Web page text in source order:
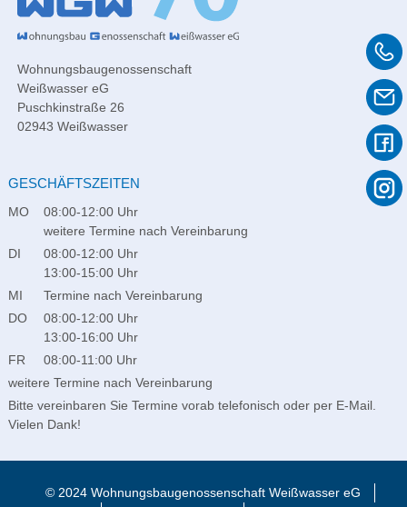
Wohnungsbaugenossenschaft
Weißwasser eG
Puschkinstraße 26
02943 Weißwasser
GESCHÄFTSZEITEN
MO
08:00-12:00 Uhr
weitere Termine nach Vereinbarung
DI
08:00-12:00 Uhr
13:00-15:00 Uhr
MI
Termine nach Vereinbarung
DO
08:00-12:00 Uhr
13:00-16:00 Uhr
FR
08:00-11:00 Uhr
weitere Termine nach Vereinbarung
Bitte vereinbaren Sie Termine vorab telefonisch oder per E-Mail.
Vielen Dank!
© 2024 Wohnungsbaugenossenschaft Weißwasser eG